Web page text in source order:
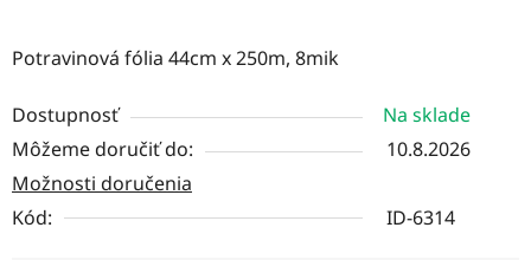
Potravinová fólia 44cm x 250m, 8mik
Dostupnosť
Na sklade
Môžeme doručiť do:
10.8.2026
Možnosti doručenia
Kód:
ID-6314